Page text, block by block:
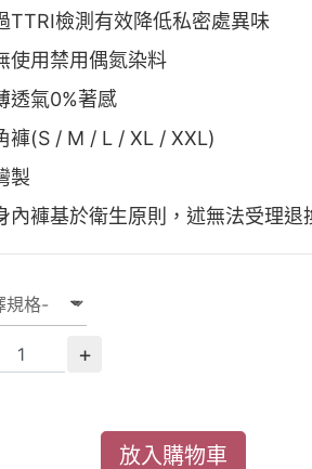
TTRI檢測有效降低私密處異味
使用禁用偶氮染料
透氣0%著感
褲(S / M / L / XL / XXL)
製
內褲基於衛生原則，述無法受理退
+
放入購物車